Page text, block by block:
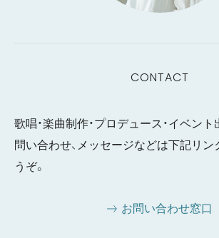
CONTACT
歌唱・楽曲制作・プロデュース・イベン
問い合わせ、メッセージなどは下記リ
うぞ。
お問い合わせ窓口